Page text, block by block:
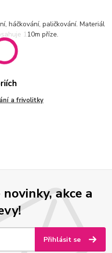
háčkování, paličkování. Materiál
110m příze.
a frivolitky
akce a
Přihlásit se